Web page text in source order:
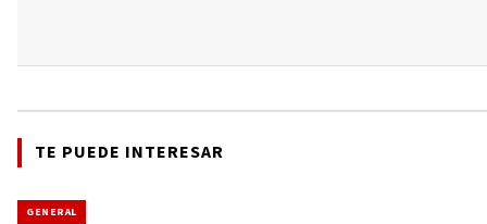
TE PUEDE INTERESAR
GENERAL